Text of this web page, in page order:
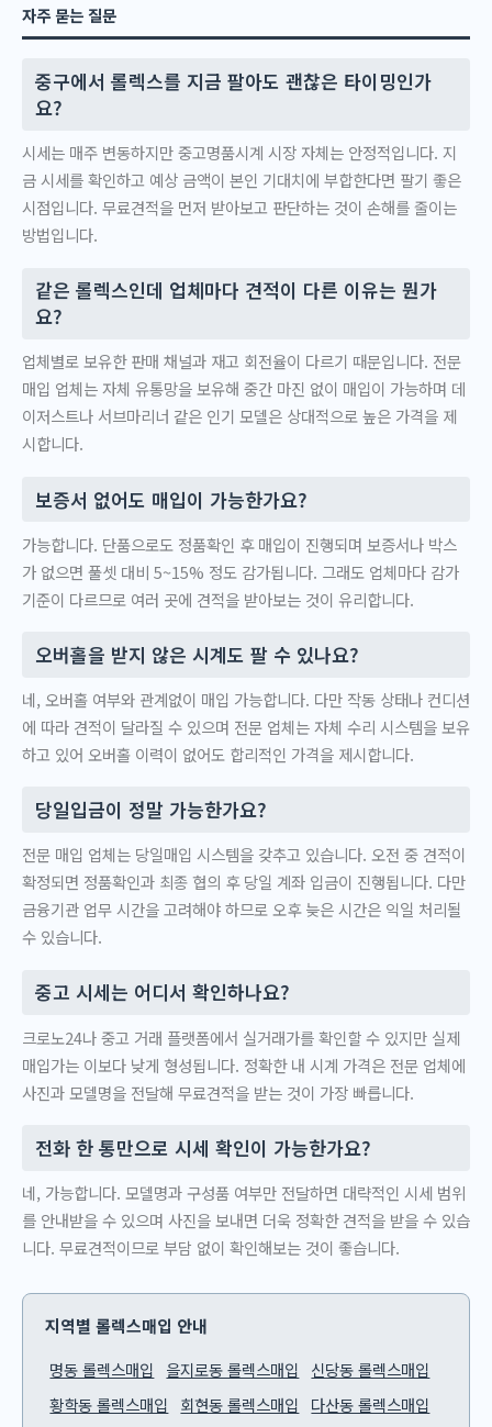
자주 묻는 질문
중구에서 롤렉스를 지금 팔아도 괜찮은 타이밍인가
요?
시세는 매주 변동하지만 중고명품시계 시장 자체는 안정적입니다. 지
금 시세를 확인하고 예상 금액이 본인 기대치에 부합한다면 팔기 좋은
시점입니다. 무료견적을 먼저 받아보고 판단하는 것이 손해를 줄이는
방법입니다.
같은 롤렉스인데 업체마다 견적이 다른 이유는 뭔가
요?
업체별로 보유한 판매 채널과 재고 회전율이 다르기 때문입니다. 전문
매입 업체는 자체 유통망을 보유해 중간 마진 없이 매입이 가능하며 데
이저스트나 서브마리너 같은 인기 모델은 상대적으로 높은 가격을 제
시합니다.
보증서 없어도 매입이 가능한가요?
가능합니다. 단품으로도 정품확인 후 매입이 진행되며 보증서나 박스
가 없으면 풀셋 대비 5~15% 정도 감가됩니다. 그래도 업체마다 감가
기준이 다르므로 여러 곳에 견적을 받아보는 것이 유리합니다.
오버홀을 받지 않은 시계도 팔 수 있나요?
네, 오버홀 여부와 관계없이 매입 가능합니다. 다만 작동 상태나 컨디션
에 따라 견적이 달라질 수 있으며 전문 업체는 자체 수리 시스템을 보유
하고 있어 오버홀 이력이 없어도 합리적인 가격을 제시합니다.
당일입금이 정말 가능한가요?
전문 매입 업체는 당일매입 시스템을 갖추고 있습니다. 오전 중 견적이
확정되면 정품확인과 최종 협의 후 당일 계좌 입금이 진행됩니다. 다만
금융기관 업무 시간을 고려해야 하므로 오후 늦은 시간은 익일 처리될
수 있습니다.
중고 시세는 어디서 확인하나요?
크로노24나 중고 거래 플랫폼에서 실거래가를 확인할 수 있지만 실제
매입가는 이보다 낮게 형성됩니다. 정확한 내 시계 가격은 전문 업체에
사진과 모델명을 전달해 무료견적을 받는 것이 가장 빠릅니다.
전화 한 통만으로 시세 확인이 가능한가요?
네, 가능합니다. 모델명과 구성품 여부만 전달하면 대략적인 시세 범위
를 안내받을 수 있으며 사진을 보내면 더욱 정확한 견적을 받을 수 있습
니다. 무료견적이므로 부담 없이 확인해보는 것이 좋습니다.
지역별 롤렉스매입 안내
명동 롤렉스매입
을지로동 롤렉스매입
신당동 롤렉스매입
황학동 롤렉스매입
회현동 롤렉스매입 다산동 롤렉스매입